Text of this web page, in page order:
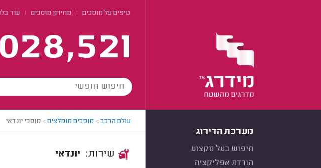
טיפים על מוסכים מחירון מוסכים עוד
מערכת הדירוג
חיפוש בעל מקצוע
הורדת אפליקציה
עולם הרכב> מוסכים מומלצים> מוסכי יונדאי
יונדאי